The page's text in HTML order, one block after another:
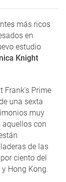
más ricos
en
estudio
Knight
Frank's Prime
una sexta
muy
con
de las
ciento del
Hong Kong.